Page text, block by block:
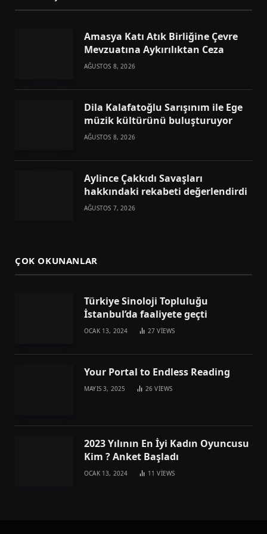
Amasya Katı Atık Birliğine Çevre
Mevzuatına Aykırılıktan Ceza
AĞUSTOS 8, 2026
Dila Kalafatoğlu Sarışınım ile Ege
müzik kültürünü buluşturuyor
AĞUSTOS 8, 2026
Aylince Çakkıdı Savaşları
hakkındaki rekabeti değerlendirdi
AĞUSTOS 7, 2026
ÇOK OKUNANLAR
Türkiye Sinoloji Topluluğu
İstanbul’da faaliyete geçti
OCAK 13, 2024 27VIEWS
Your Portal to Endless Reading
MAYIS 3, 2025 26VIEWS
2023 Yılının En İyi Kadın Oyuncusu
Kim ? Anket Başladı
OCAK 13, 2024 11VIEWS